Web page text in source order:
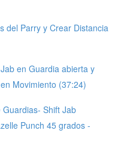
del Parry y Crear Distancia
en Guardia abierta y
Movimiento (37:24)
Shift Jab
Punch 45 grados -